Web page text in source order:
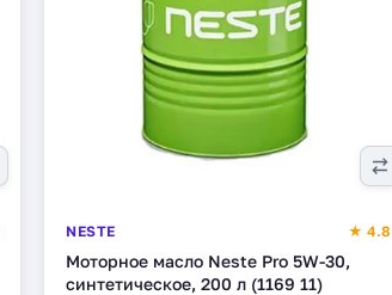
NESTE ★ 4.8
Моторное масло Neste Pro 5W-30,
синтетическое, 200 л (1169 11)